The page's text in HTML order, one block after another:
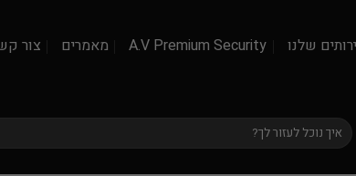
שלנו A.V Premium Security מאמרים צור
חיפוש
עבור: